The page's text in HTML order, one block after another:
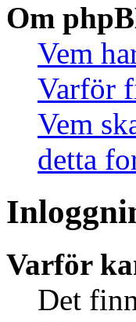
Om
Vem
Varför
Vem
detta
Varför
Det